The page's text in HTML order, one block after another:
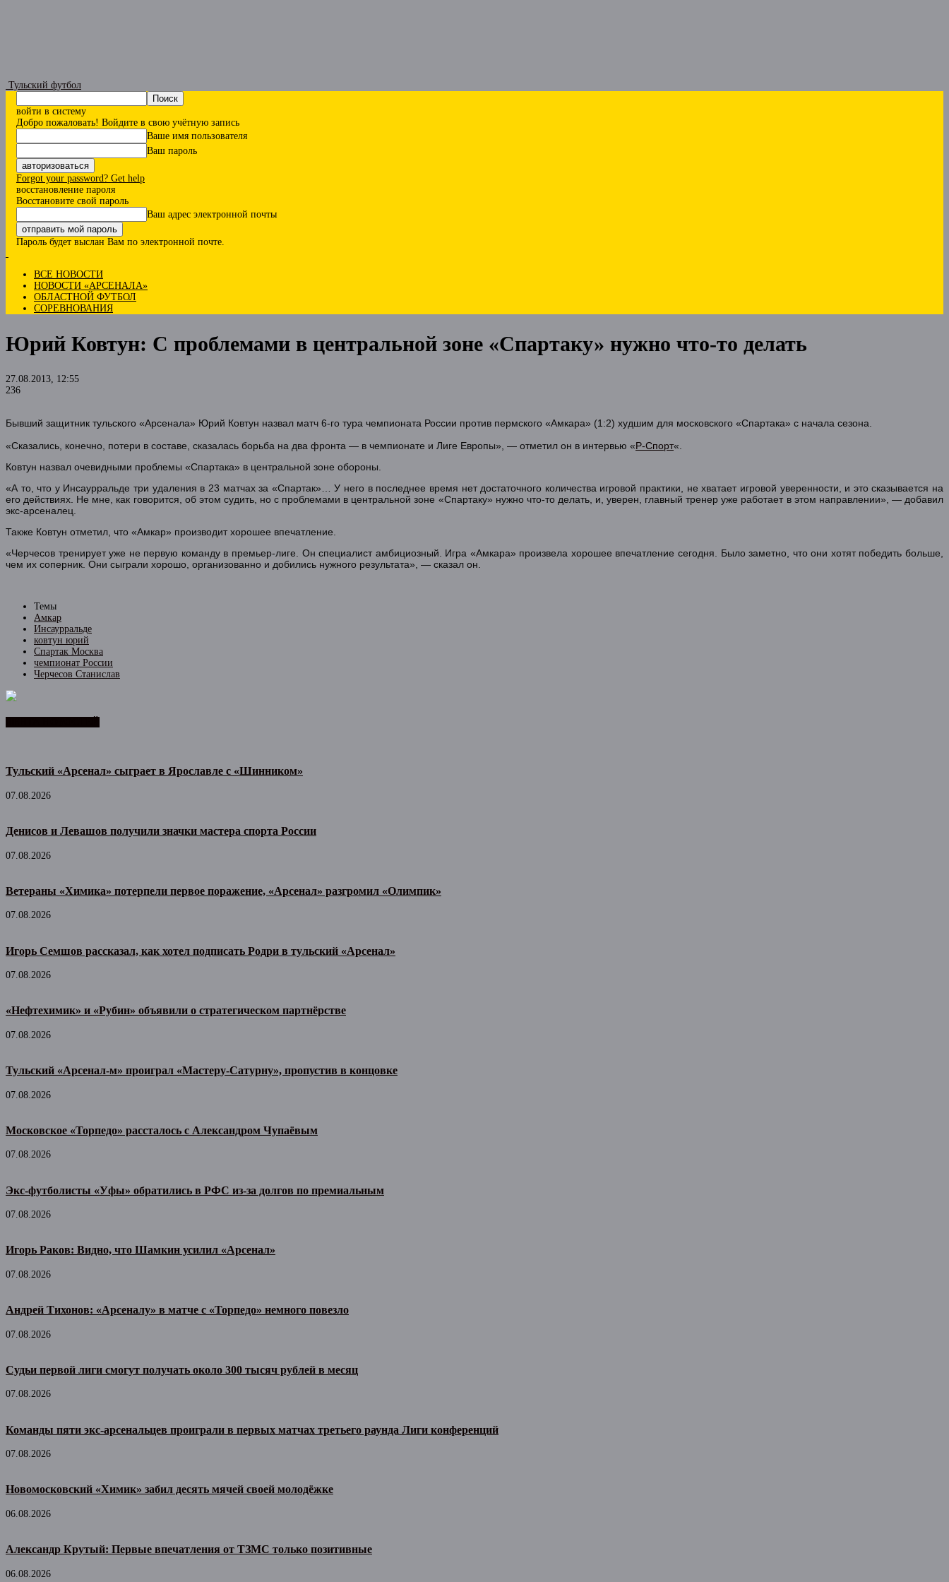
Тульский футбол
войти в систему
Добро пожаловать! Войдите в свою учётную запись
Ваше имя пользователя
Ваш пароль
Forgot your password? Get help
восстановление пароля
Восстановите свой пароль
Ваш адрес электронной почты
Пароль будет выслан Вам по электронной почте.
ВСЕ НОВОСТИ
НОВОСТИ «АРСЕНАЛА»
ОБЛАСТНОЙ ФУТБОЛ
СОРЕВНОВАНИЯ
Юрий Ковтун: С проблемами в центральной зоне «Спартаку» нужно что-то делать
27.08.2013, 12:55
236
Бывший защитник тульского «Арсенала» Юрий Ковтун назвал матч 6-го тура чемпионата России против пермского «Амкара» (1:2) худшим для московского «Спартака» с начала сезона.
«Сказались, конечно, потери в составе, сказалась борьба на два фронта — в чемпионате и Лиге Европы», — отметил он в интервью «Р-Спорт«.
Ковтун назвал очевидными проблемы «Спартака» в центральной зоне обороны.
«А то, что у Инсаурральде три удаления в 23 матчах за «Спартак»… У него в последнее время нет достаточного количества игровой практики, не хватает игровой уверенности, и это сказывается на
его действиях. Не мне, как говорится, об этом судить, но с проблемами в центральной зоне «Спартаку» нужно что-то делать, и, уверен, главный тренер уже работает в этом направлении», — добавил
экс-арсеналец.
Также Ковтун отметил, что «Амкар» производит хорошее впечатление.
«Черчесов тренирует уже не первую команду в премьер-лиге. Он специалист амбициозный. Игра «Амкара» произвела хорошее впечатление сегодня. Было заметно, что они хотят победить больше,
чем их соперник. Они сыграли хорошо, организованно и добились нужного результата», — сказал он.
Темы
Амкар
Инсаурральде
ковтун юрий
Спартак Москва
чемпионат России
Черчесов Станислав
Тульский «Арсенал» сыграет в Ярославле с «Шинником»
07.08.2026
Денисов и Левашов получили значки мастера спорта России
07.08.2026
Ветераны «Химика» потерпели первое поражение, «Арсенал» разгромил «Олимпик»
07.08.2026
Игорь Семшов рассказал, как хотел подписать Родри в тульский «Арсенал»
07.08.2026
«Нефтехимик» и «Рубин» объявили о стратегическом партнёрстве
07.08.2026
Тульский «Арсенал-м» проиграл «Мастеру-Сатурну», пропустив в концовке
07.08.2026
Московское «Торпедо» рассталось с Александром Чупаёвым
07.08.2026
Экс-футболисты «Уфы» обратились в РФС из-за долгов по премиальным
07.08.2026
Игорь Раков: Видно, что Шамкин усилил «Арсенал»
07.08.2026
Андрей Тихонов: «Арсеналу» в матче с «Торпедо» немного повезло
07.08.2026
Судьи первой лиги смогут получать около 300 тысяч рублей в месяц
07.08.2026
Команды пяти экс-арсенальцев проиграли в первых матчах третьего раунда Лиги конференций
07.08.2026
Новомосковский «Химик» забил десять мячей своей молодёжке
06.08.2026
Александр Крутый: Первые впечатления от ТЗМС только позитивные
06.08.2026